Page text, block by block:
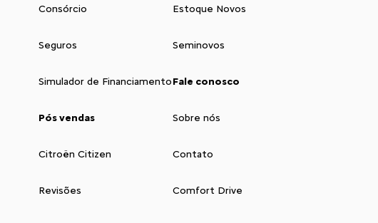
Consórcio
Seguros
Simulador de Financiamento
Pós vendas
Citroën Citizen
Revisões
Estoque Novos
Seminovos
Fale conosco
Sobre nós
Contato
Comfort Drive